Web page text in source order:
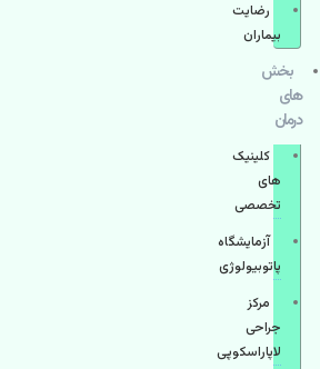
رضایت
بیماران
بخش
های
درمان
کلینیک
های
تخصصی
آزمایشگاه
پاتوبیولوژی
مرکز
جراحی
لاپاراسکوپی